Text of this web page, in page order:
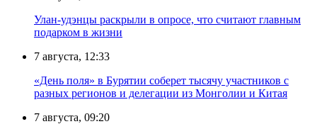
Улан-удэнцы раскрыли в опросе, что считают главным
подарком в жизни
7 августа, 12:33
«День поля» в Бурятии соберет тысячу участников с
разных регионов и делегации из Монголии и Китая
7 августа, 09:20